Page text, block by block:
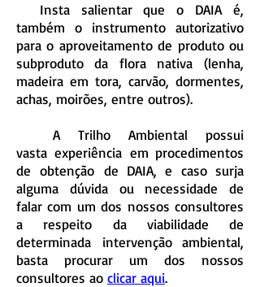
Insta salientar que o DAIA é,
também o instrumento autorizativo
para o aproveitamento de produto ou
subproduto da flora nativa (lenha,
madeira em tora, carvão, dormentes,
achas, moirões, entre outros).
A Trilho Ambiental possui
vasta experiência em procedimentos
de obtenção de DAIA, e caso surja
alguma dúvida ou necessidade de
falar com um dos nossos consultores
a respeito da viabilidade de
determinada intervenção ambiental,
basta procurar um dos nossos
consultores ao clicar aqui.